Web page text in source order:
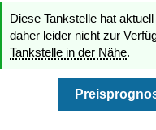
Diese Tankstelle hat
daher leider nicht zur
Tankstelle in der Nähe.